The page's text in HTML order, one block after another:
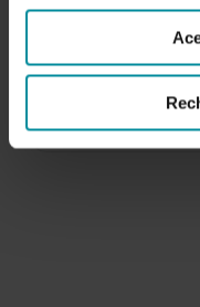
judía en
2 de enero de 2006
Cajamar, en